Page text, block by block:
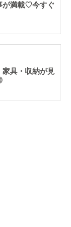
が満載♡今すぐ
家具・収納が見